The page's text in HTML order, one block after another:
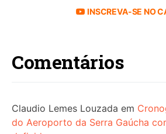
INSCREVA-SE NO
Comentários
Claudio Lemes Louzada em
do Aeroporto da Serra Gaúcha